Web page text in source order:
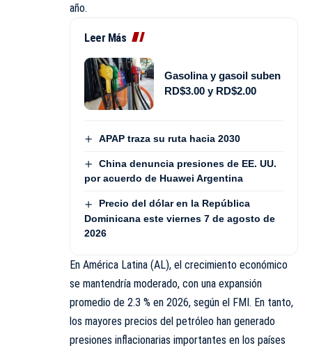
año.
Leer Más
Gasolina y gasoil suben
RD$3.00 y RD$2.00
APAP traza su ruta hacia 2030
China denuncia presiones de EE. UU.
por acuerdo de Huawei Argentina
Precio del dólar en la República
Dominicana este viernes 7 de agosto de
2026
En América Latina (AL), el crecimiento económico
se mantendría moderado, con una expansión
promedio de 2.3 % en 2026, según el FMI. En tanto,
los mayores precios del petróleo han generado
presiones inflacionarias importantes en los países